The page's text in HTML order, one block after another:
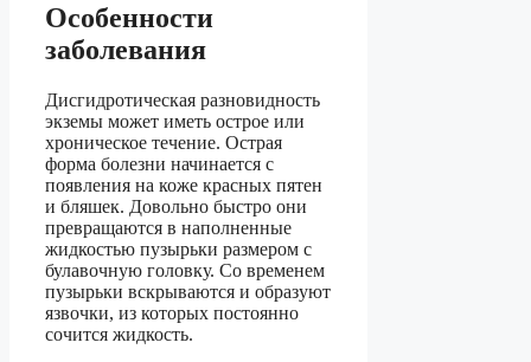
Особенности
заболевания
Дисгидротическая разновидность
экземы может иметь острое или
хроническое течение. Острая
форма болезни начинается с
появления на коже красных пятен
и бляшек. Довольно быстро они
превращаются в наполненные
жидкостью пузырьки размером с
булавочную головку. Со временем
пузырьки вскрываются и образуют
язвочки, из которых постоянно
сочится жидкость.